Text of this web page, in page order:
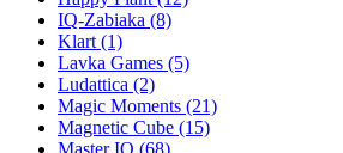
IQ-Zabiaka (8)
Klart (1)
Lavka Games (5)
Ludattica (2)
Magic Moments (21)
Magnetic Cube (15)
Master IQ (68)